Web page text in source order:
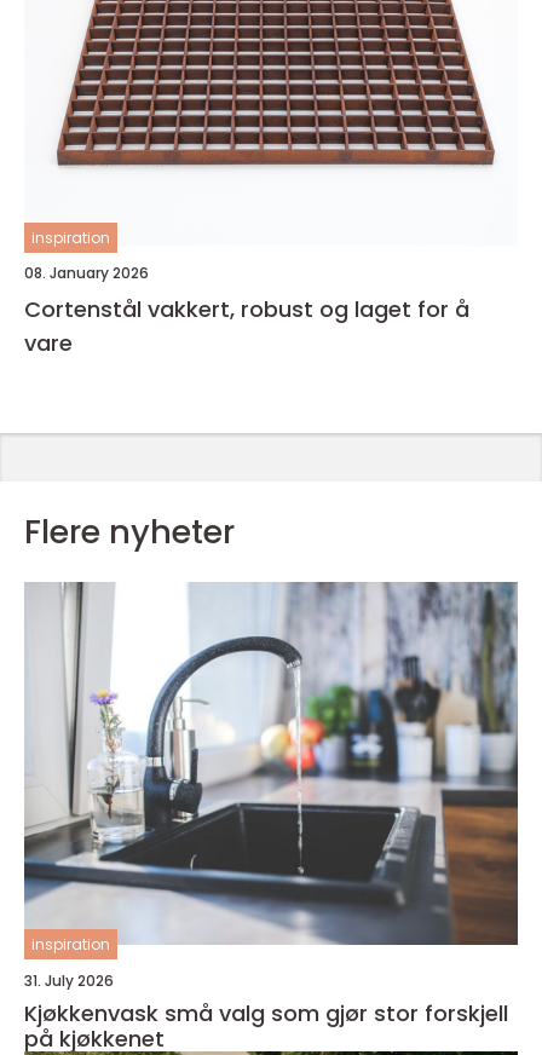
inspiration
08. January 2026
Cortenstål vakkert, robust og laget for å
vare
Flere nyheter
inspiration
31. July 2026
Kjøkkenvask små valg som gjør stor forskjell
på kjøkkenet